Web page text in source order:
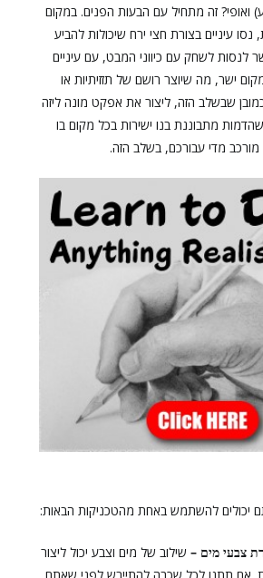
זה מתחיל עם הבעות הפנים. במקום
נסו עיניים בצורת חצי ירח שיכולות להביע
לנסות לשחק עם כיווני המבט, עם עיניים
ישר, מה שיוצר רושם של תזזיתיות או
שבשלב הזה, ליצור את אפקט מונה ליזה
מתבוננת בנו ישירות בכל מקום בו
מורכב מדי עבורכם, בשלב הזה.
יכולים להשתמש באחת מהטכניקות הבאות:
צבעי מים – שילוב של מים וצבע יכול ליצור